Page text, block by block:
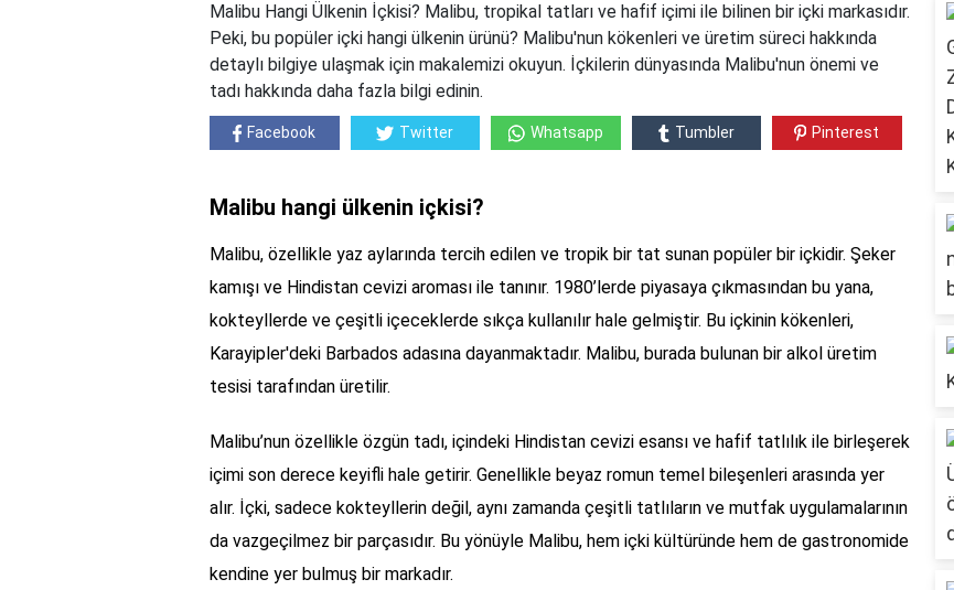
Malibu Hangi Ülkenin İçkisi? Malibu, tropikal tatları ve hafif içimi ile bilinen bir içki markasıdır.
Peki, bu popüler içki hangi ülkenin ürünü? Malibu'nun kökenleri ve üretim süreci hakkında
detaylı bilgiye ulaşmak için makalemizi okuyun. İçkilerin dünyasında Malibu'nun önemi ve
tadı hakkında daha fazla bilgi edinin.
Facebook Twitter Whatsapp Tumbler Pinterest
Malibu hangi ülkenin içkisi?
Malibu, özellikle yaz aylarında tercih edilen ve tropik bir tat sunan popüler bir içkidir. Şeker
kamışı ve Hindistan cevizi aroması ile tanınır. 1980’lerde piyasaya çıkmasından bu yana,
kokteyllerde ve çeşitli içeceklerde sıkça kullanılır hale gelmiştir. Bu içkinin kökenleri,
Karayipler'deki Barbados adasına dayanmaktadır. Malibu, burada bulunan bir alkol üretim
tesisi tarafından üretilir.
Malibu’nun özellikle özgün tadı, içindeki Hindistan cevizi esansı ve hafif tatlılık ile birleşerek
içimi son derece keyifli hale getirir. Genellikle beyaz romun temel bileşenleri arasında yer
alır. İçki, sadece kokteyllerin değil, aynı zamanda çeşitli tatlıların ve mutfak uygulamalarının
da vazgeçilmez bir parçasıdır. Bu yönüyle Malibu, hem içki kültüründe hem de gastronomide
kendine yer bulmuş bir markadır.